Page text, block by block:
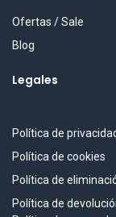
Ofertas / Sale
Blog
Legales
Política de
Política de cookies
Política de
Política de